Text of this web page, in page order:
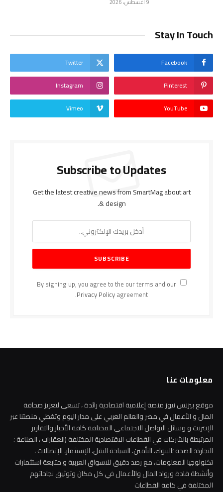
9 أغسطس، 2026
Stay In Touch
Facebook
Twitter
Pinterest
Instagram
YouTube
Vimeo
Subscribe to Updates
Get the latest creative news from SmartMag about art
& design.
By signing up, you agree to the our terms and our
Privacy Policyagreement.
معلومات عنا
موقع بيزنس نيوز منصة إعلامية اقتصادية رائدة ، تسعى لتعزيز صحافة
المال و الأعمال في مصر والعالم العربي على مدار اليوم وتغطي منصتنا عبر
الإنترنت و وسائل التواصل الاجتماعي المختلفة كافة الأخبار والتقارير
المرتبطة بالشركات في القطاعات الاقتصادية المختلفة (العقارات ، الصناعة ؛
التجارة؛ الصحة ؛البنوك، التأمين، السياحة النقل، الإستثمار، الإتصالات ،
تكنولوجيا المعلومات، مع رصد دقيق للاسواق العربية و متابعة استثمارات
وأنشطة قادة ورواد المال والأعمال في كل مكان وتوثيق نجاحاتهم
المختلفة في كافة القطاعات